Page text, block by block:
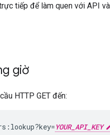
tiếp để làm quen với API
giờ
HTTP GET đến:
YOUR_API_KEY